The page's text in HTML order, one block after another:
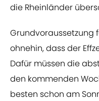
die Rheinländer
Grundvoraussetzung
ohnehin, dass der
Dafür müssen die
den kommenden
besten schon am